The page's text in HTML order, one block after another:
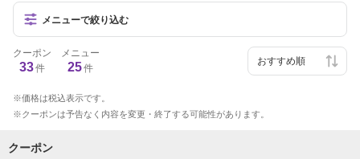
メニューで絞り込む
クーポン
33件
メニュー
25件
価格は税込表示です。
クーポンは予告なく内容を変更・終了する可能性があります。
クーポン